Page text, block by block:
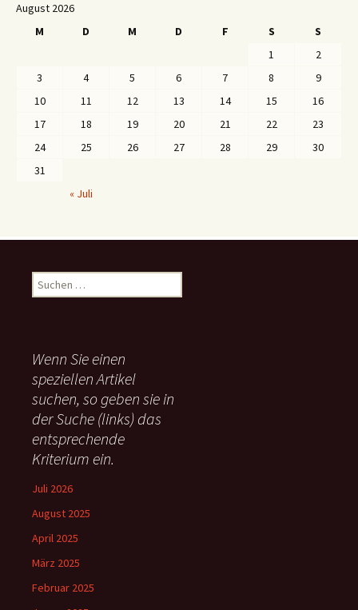
August 2026
M
D M D F S
S
1
2
3
4 5 6 7 8
9
10
11 12 13 14 15
16
17
18 19 20 21 22
23
24
25 26 27 28 29
30
31
« Juli
u
n
n
a
c
:
Wenn Sie einen
speziellen Artikel
suchen, so geben sie in
der Suche (links) das
entsprechende
Kriterium ein.
Juli 2026
August 2025
April 2025
März 2025
Februar 2025